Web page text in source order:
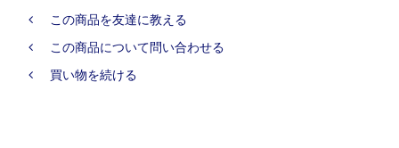
この商品を友達に教える
この商品について問い合わせる
買い物を続ける